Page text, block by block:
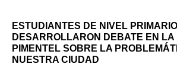
ESTUDIANTES DE NIVEL PRIMARIO
DESARROLLARON DEBATE EN LA
PIMENTEL SOBRE LA
NUESTRA CIUDAD